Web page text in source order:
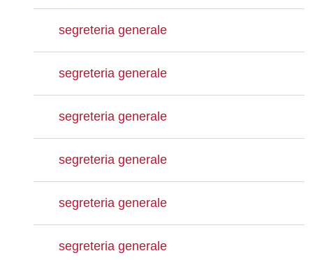
segreteria generale
segreteria generale
segreteria generale
segreteria generale
segreteria generale
segreteria generale